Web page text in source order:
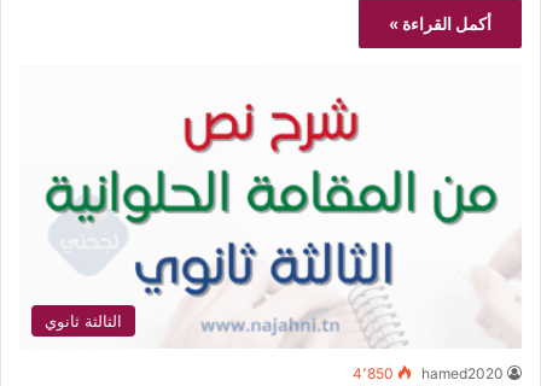
أكمل القراءة »
الثالثة ثانوي
hamed2020 4٬850